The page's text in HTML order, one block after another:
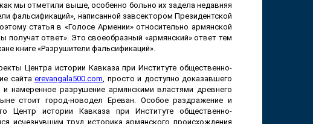
мы отметили выше, особенно больно их задела недавняя
фальсификаций», написанной завсектором Президентской
статья в «Голосе Армении» относительно армянской
получат ответ». Это своеобразный «армянский» ответ тем
книге «Разрушители фальсификаций».
Центра истории Кавказа при Институте общественно-
сайтаerevangala500.com , просто и доступно доказавшего
намеренное разрушение армянскими властями древнего
стоит город-новодел Ереван. Особое раздражение и
Центр истории Кавказа при Институте общественно-
исчезнувшим труд историка армянского происхождения